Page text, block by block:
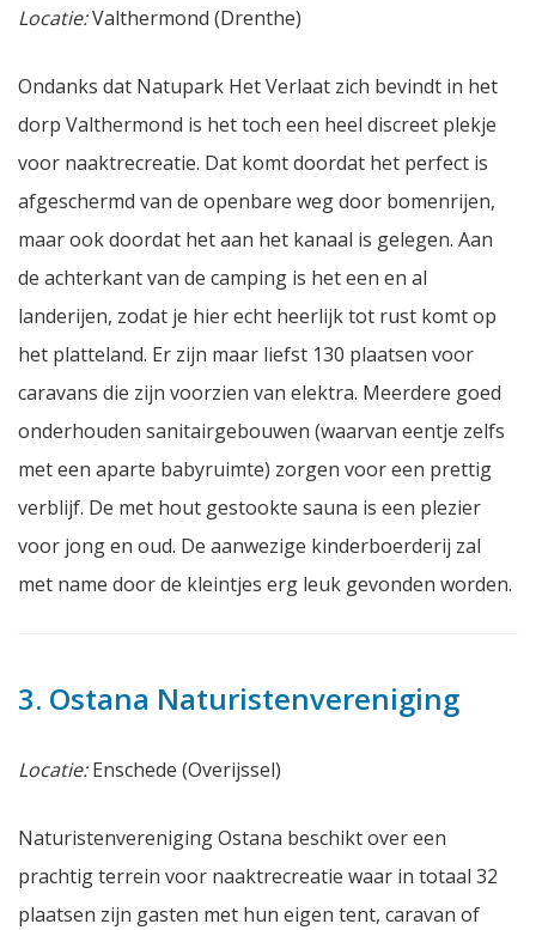
Locatie:Valthermond (Drenthe)
Ondanks dat Natupark Het Verlaat zich bevindt in het
dorp Valthermond is het toch een heel discreet plekje
voor naaktrecreatie. Dat komt doordat het perfect is
afgeschermd van de openbare weg door bomenrijen,
maar ook doordat het aan het kanaal is gelegen. Aan
de achterkant van de camping is het een en al
landerijen, zodat je hier echt heerlijk tot rust komt op
het platteland. Er zijn maar liefst 130 plaatsen voor
caravans die zijn voorzien van elektra. Meerdere goed
onderhouden sanitairgebouwen (waarvan eentje zelfs
met een aparte babyruimte) zorgen voor een prettig
verblijf. De met hout gestookte sauna is een plezier
voor jong en oud. De aanwezige kinderboerderij zal
met name door de kleintjes erg leuk gevonden worden.
3. Ostana Naturistenvereniging
Locatie:Enschede (Overijssel)
Naturistenvereniging Ostana beschikt over een
prachtig terrein voor naaktrecreatie waar in totaal 32
plaatsen zijn gasten met hun eigen tent, caravan of